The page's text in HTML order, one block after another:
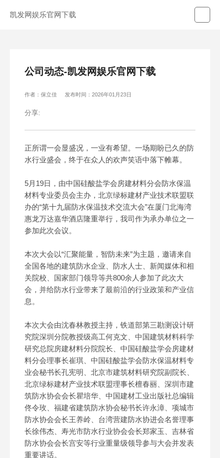
凯发网娱乐官网下载
公司动态-凯发网娱乐官网下载
作者：保立佳 发布时间：2026年01月23日
分享:
正所谓一会显盛况，一业有希望。一场期盼已久的防
水行业盛会，终于在众人的欢声笑语中落下帷幕。
5月19日，由中国硅酸盐学会房建材料分会防水保温
材料专业委员会主办，北京绿标建材产业技术联盟联
办的“第十九届防水保温技术交流大会”在厦门北海湾
惠龙万达嘉华酒店隆重举行，我司作为承办单位之一
参加此次会议。
本次大会以“汇聚能量，智防未来”为主题，邀请来自
全国各地的建筑防水企业、防水人士、新闻媒体和相
关院校、国家部门领导等共800余人参加了此次大
会，并给防水行业带来了最前沿的行业政策和产业信
息。
本次大会由沈春林教授主持，铁道部第三勘测设计研
究院深圳分院教授级高工何克文、中国建筑材料科学
研究总院房建材料分院院长、中国硅酸盐学会房建材
料分会理事长崔琪、中国硅酸盐学会防水保温材料专
业会秘书长孔宪明、北京市建筑材料研究院副院长、
北京绿标建材产业技术联盟理事长檀春丽、深圳市建
筑防水协会会长瞿培华、中国建材工业出版社总编辑
佟令玫、福建省建筑防水协会秘书长许永漳、项城市
防水协会会长王养岭、台湾营建防水协进会名誉理事
长徐伟杰、寿光市防水行业协会会长郑家玉、吉林省
防水协会会长宫安等行业重量级领导参与大会并发表
重要讲话。